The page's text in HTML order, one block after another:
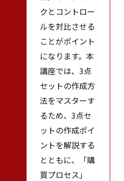
クとコントロー
ルを対比させる
ことがポイント
になります。本
講座では、3点
セットの作成方
法をマスターす
るため、3点セ
ットの作成ポイ
ントを解説する
とともに、「購
買プロセス」